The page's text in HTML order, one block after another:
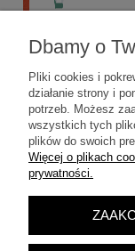
Dbamy o
Pliki cookies i
działanie strony i
potrzeb. Możesz
wszystkich tych
plików do swoich
Więcej o plikach
prywatności.